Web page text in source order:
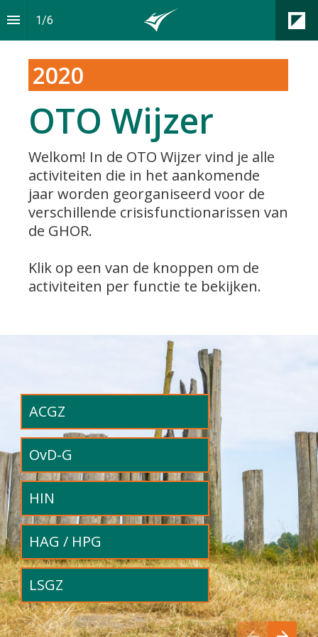
1/6
2020
OTO Wijzer
Welkom! In de OTO Wijzer vind je alle
activiteiten die in het aankomende
jaar worden georganiseerd voor de
verschillende crisisfunctionarissen van
de GHOR.
Klik op een van de knoppen om de
activiteiten per functie te bekijken.
ACGZ
OvD-G
HIN
HAG / HPG
LSGZ